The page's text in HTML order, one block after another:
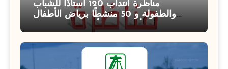
مناظرة انتداب 120 أستاذًا للشباب
والطفولة و 50 منشطًا برياض الأطفال
بوزارة الأسرة والمرأة والطفولة وكبار
السن آخر أجل للتسجيل : 27 جويلية 2026